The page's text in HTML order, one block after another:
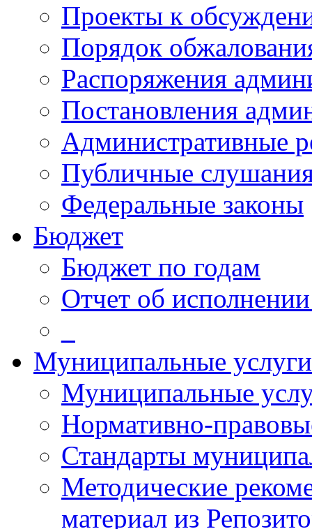
Проекты к
Порядок
Распоряжения
Постановления
Административные
Публичные
Федеральные законы
Бюджет
Бюджет по годам
Отчет об
Муниципальные услуги
Муниципальные
Нормативно-
Стандарты
Методические
материал из